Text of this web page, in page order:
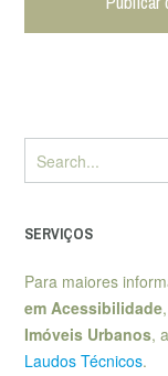
SERVIÇOS
Para maiores
em Acessibilidade,
Imóveis Urbanos,
Laudos Técnicos.